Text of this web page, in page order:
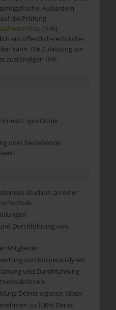
Außerdem
die Prüfung
(IHK)
ein öffentlich-rechtlicher
kann. Die Zulassung zur
zuständigen IHK.
/ sportlicher
oder bestehende
Studium an einer
Durchführung von
Mitglieder
von Körperanalysen
und Durchführung
Deiner eigenen Ideen
zu 100% Deine